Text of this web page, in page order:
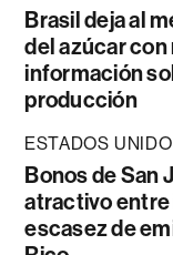
Brasil deja al
del azúcar con
información
producción
ESTADOS
Bonos de San
atractivo entre
escasez de